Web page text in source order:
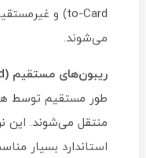
می‌شوند.
ریبون‌های مستقیم (Direct-to-Card):
طور مستقیم توسط هد
استاندارد بسیار